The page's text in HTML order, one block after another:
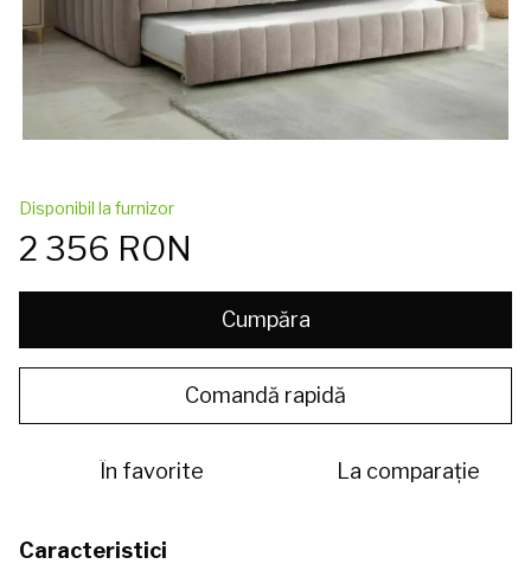
Disponibil la furnizor
2 356 RON
Cumpăra
Comandă rapidă
În favorite La comparație
Caracteristici